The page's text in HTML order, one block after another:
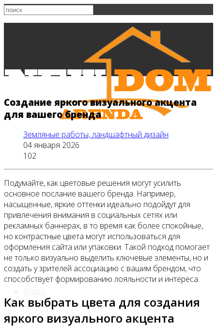
Главная
Все новости
Создание яркого визуального акцента
для вашего бренда
Земляные работы, ландшафтный дизайн
04 января 2026
102
Подумайте, как цветовые решения могут усилить
основное послание вашего бренда. Например,
насыщенные, яркие оттенки идеально подойдут для
привлечения внимания в социальных сетях или
рекламных баннерах, в то время как более спокойные,
но контрастные цвета могут использоваться для
оформления сайта или упаковки. Такой подход помогает
не только визуально выделить ключевые элементы, но и
создать у зрителей ассоциацию с вашим брендом, что
способствует формированию лояльности и интереса.
Как выбрать цвета для создания
яркого визуального акцента